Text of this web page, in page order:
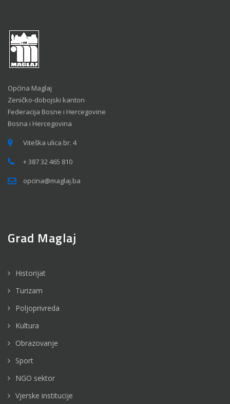
Općina Maglaj
Zeničko-dobojski kanton
Federacija Bosne i Hercegovine
Bosna i Hercegovina
Viteška ulica br. 4
+ 387 32 465 810
opcina@maglaj.ba
Grad Maglaj
Historijat
Turizam
Poljoprivreda
Kultura
Obrazovanje
Sport
NGO sektor
Vjerske institucije